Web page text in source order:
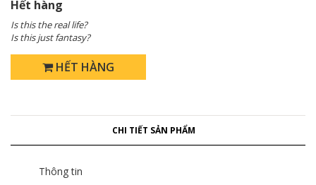
Hết hàng
Is this the real life?
Is this just fantasy?
HẾT HÀNG
CHI TIẾT SẢN PHẨM
Thông tin